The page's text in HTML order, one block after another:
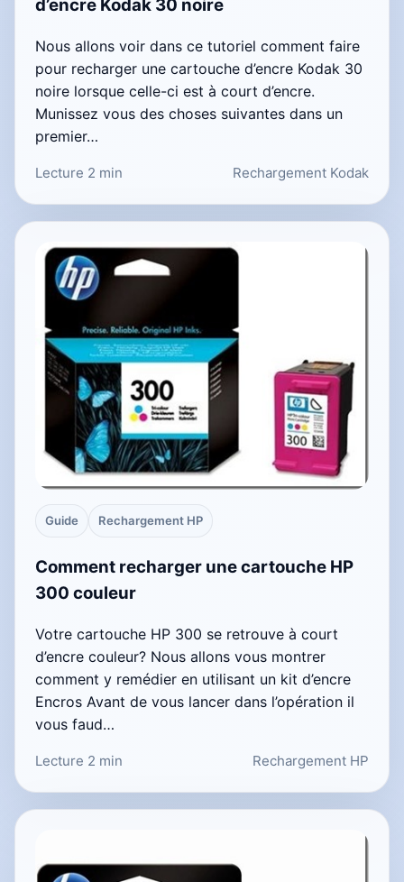
d’encre Kodak 30 noire
Nous allons voir dans ce tutoriel comment faire
pour recharger une cartouche d’encre Kodak 30
noire lorsque celle-ci est à court d’encre.
Munissez vous des choses suivantes dans un
premier…
Lecture 2 min Rechargement Kodak
Guide Rechargement HP
Comment recharger une cartouche HP
300 couleur
Votre cartouche HP 300 se retrouve à court
d’encre couleur? Nous allons vous montrer
comment y remédier en utilisant un kit d’encre
Encros Avant de vous lancer dans l’opération il
vous faud…
Lecture 2 min Rechargement HP